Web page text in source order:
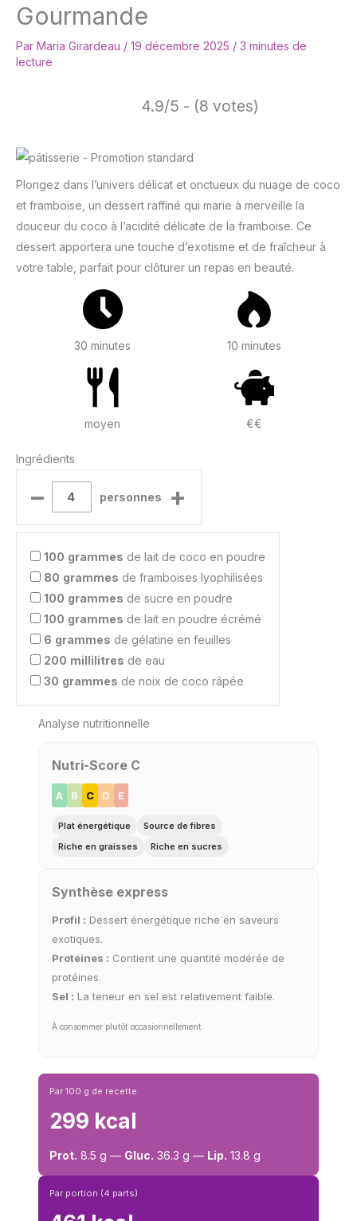
Gourmande
Par Maria Girardeau / 19 décembre 2025 / 3 minutes de
lecture
4.9/5 - (8 votes)
Plongez dans l’univers délicat et onctueux du nuage de coco
et framboise, un dessert raffiné qui marie à merveille la
douceur du coco à l’acidité délicate de la framboise. Ce
dessert apportera une touche d’exotisme et de fraîcheur à
votre table, parfait pour clôturer un repas en beauté.
30 minutes 10 minutes
moyen €€
Ingrédients
– personnes +
100 grammes de lait de coco en poudre
80 grammes de framboises lyophilisées
100 grammes de sucre en poudre
100 grammes de lait en poudre écrémé
6 grammes de gélatine en feuilles
200 millilitres de eau
30 grammes de noix de coco râpée
Analyse nutritionnelle
Nutri-Score C
A B C D E
Plat énergétique
Source de fibres
Riche en graisses
Riche en sucres
Synthèse express
Profil : Dessert énergétique riche en saveurs
exotiques.
Protéines : Contient une quantité modérée de
protéines.
Sel : La teneur en sel est relativement faible.
À consommer plutôt occasionnellement.
Par 100 g de recette
299 kcal
Prot. 8.5 g — Gluc. 36.3 g — Lip. 13.8 g
Par portion (4 parts)